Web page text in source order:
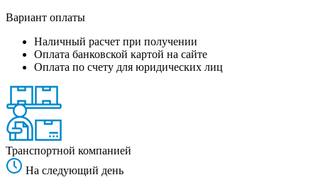
Вариант оплаты
Наличный расчет при получении
Оплата банковской картой на сайте
Оплата по счету для юридических лиц
Транспортной компанией
На следующий день